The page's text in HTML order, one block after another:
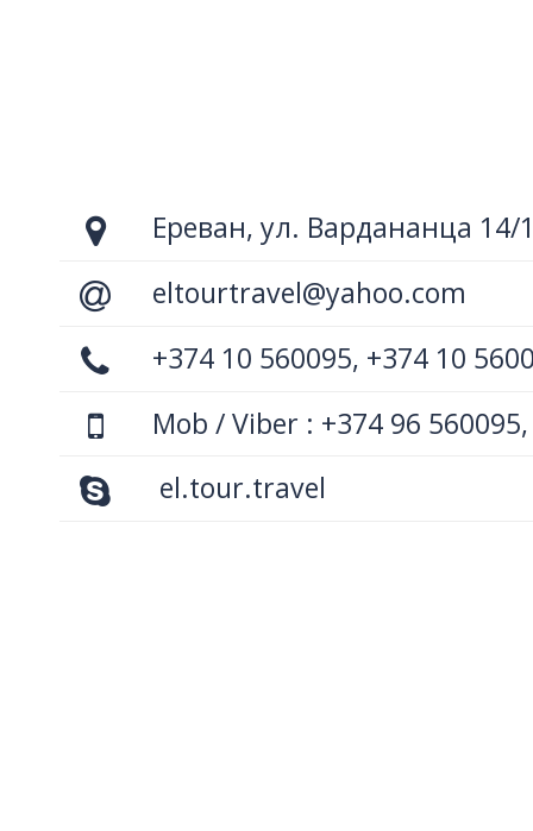
Ереван, ул. Вардананца 14/
eltourtravel@yahoo.com
+374 10 560095, +374 10
Mob / Viber : +374 96
el.tour.travel